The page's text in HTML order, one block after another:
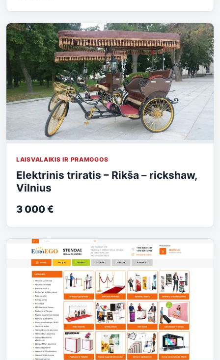
LAISVALAIKIS IR PRAMOGOS
Elektrinis triratis – Rikša – rickshaw,
Vilnius
3 000 €